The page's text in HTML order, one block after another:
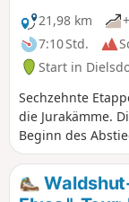
21,98 km
7:10 Std.
Start in
Sechzehnte
die Jurakämme.
Beginn des
zum Bodensee.
durchqueren
Metropole Zürich